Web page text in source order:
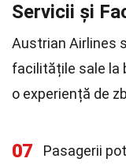
Servicii și
Austrian Airlines
facilitățile sale la
o experiență de
07
Pasagerii